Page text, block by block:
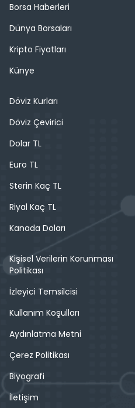
Borsa Haberleri
Dünya Borsaları
Kripto Fiyatları
Künye
Döviz Kurları
Döviz Çevirici
Dolar TL
Euro TL
Sterin Kaç TL
Riyal Kaç TL
Kanada Doları
Kişisel Verilerin Korunması
Politikası
İzleyici Temsilcisi
Kullanım Koşulları
Aydınlatma Metni
Çerez Politikası
Biyografi
İletişim